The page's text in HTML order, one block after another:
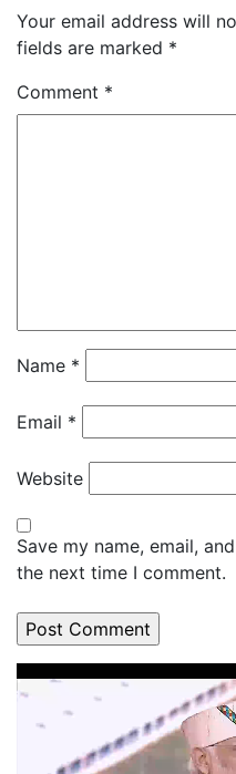
Your email address will
fields are marked *
Comment *
Name *
Email *
Website
Save my name, email,
the next time I comment.